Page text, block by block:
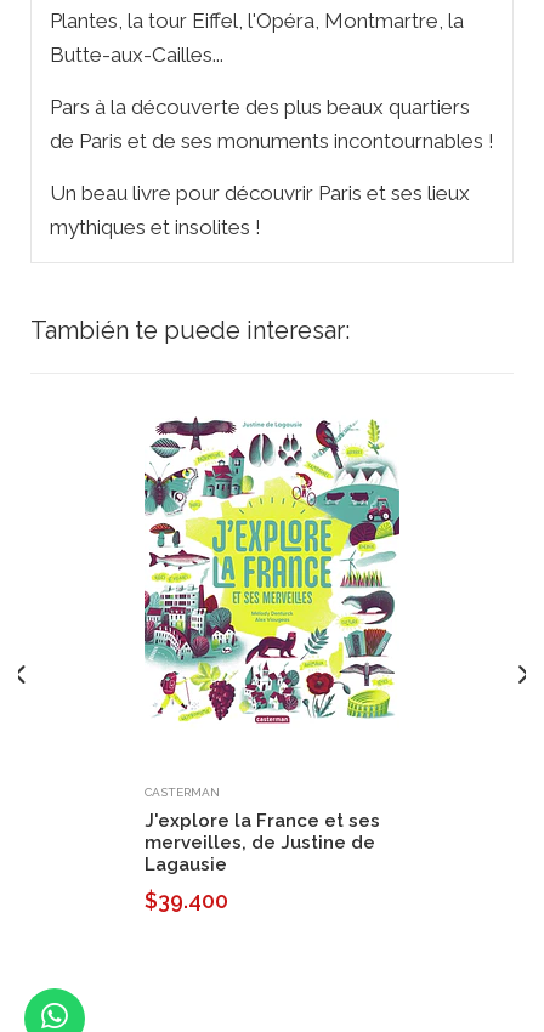
Plantes, la tour Eiffel, l'Opéra, Montmartre, la
Butte-aux-Cailles...
Pars à la découverte des plus beaux quartiers
de Paris et de ses monuments incontournables !
Un beau livre pour découvrir Paris et ses lieux
mythiques et insolites !
También te puede interesar:
CASTERMAN
J'explore la France et ses
merveilles, de Justine de
Lagausie
$39.400